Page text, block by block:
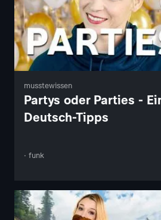
musstewissen
Partys oder Parties -
Deutsch-Tipps
· funk